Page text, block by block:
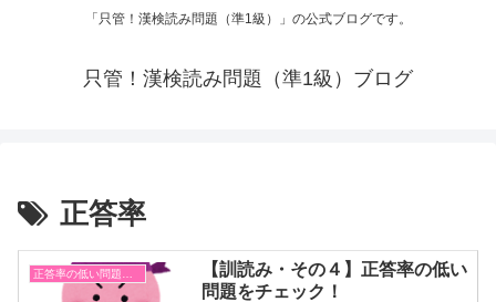
「只管！漢検読み問題（準1級）」の公式ブログです。
只管！漢検読み問題（準1級）ブログ
正答率
【訓読み・その４】正答率の低い
問題をチェック！